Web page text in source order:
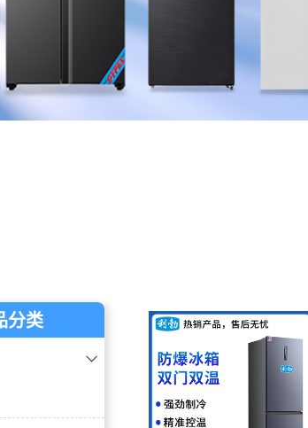
分类